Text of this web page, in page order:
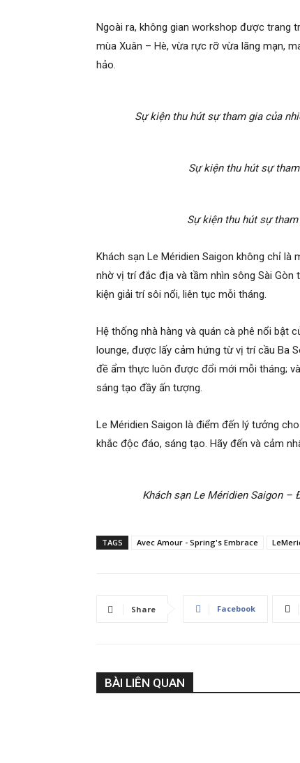
Ngoài ra, không gian workshop được trang
mùa Xuân – Hè, vừa rực rỡ vừa lãng mạn,
hảo.
Sự kiện thu hút sự tham gia của
Sự kiện thu hút sự
Sự kiện thu hút sự
Khách sạn Le Méridien Saigon không chỉ
nhờ vị trí đắc địa và tầm nhìn sông Sài
kiện giải trí sôi nổi, liên tục mỗi tháng.
Hệ thống nhà hàng và quán cà phê nổi bật
lounge, được lấy cảm hứng từ vị trí cầu Ba
đề ẩm thực luôn được đổi mới mỗi tháng;
sáng tạo đầy ấn tượng.
Le Méridien Saigon là điểm đến lý tưởng
khắc độc đáo, sáng tạo. Hãy đến và cảm
Khách sạn Le Méridien Saigon
TAGS Avec Amour - Spring's Embrace
Share Facebook
BÀI LIÊN QUAN